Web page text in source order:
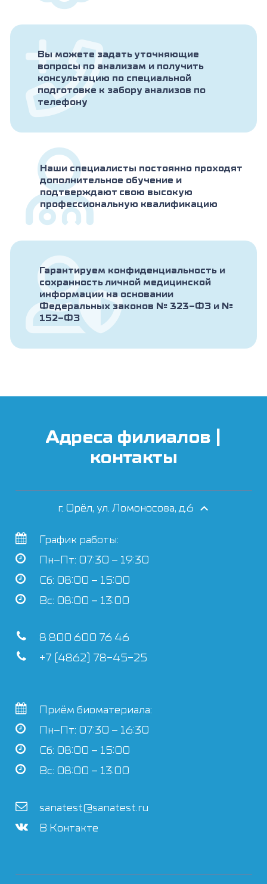
Вы можете задать уточняющие
вопросы по анализам и получить
консультацию по специальной
подготовке к забору анализов по
телефону
Наши специалисты постоянно проходят
дополнительное обучение и
подтверждают свою высокую
профессиональную квалификацию
Гарантируем конфиденциальность и
сохранность личной медицинской
информации на основании
Федеральных законов № 323-ФЗ и №
152-ФЗ
Адреса филиалов |
контакты
г. Орёл, ул. Ломоносова, д.6
График работы:
Пн–Пт: 07:30 – 19:30
Сб: 08:00 – 15:00
Вс: 08:00 – 13:00
8 800 600 76 46
+7 (4862) 78-45-25
Приём биоматериала:
Пн–Пт: 07:30 – 16:30
Сб: 08:00 – 15:00
Вс: 08:00 – 13:00
sanatest@sanatest.ru
В Контакте